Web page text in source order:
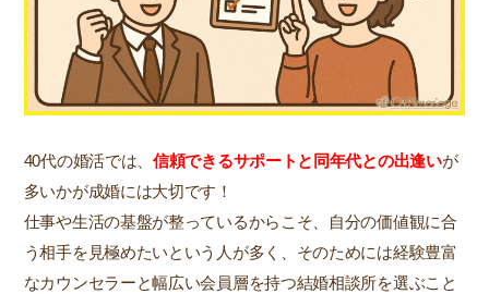
40代の婚活では、信頼できるサポートと同年代との出逢いが
多いかが成婚には大切です！
仕事や生活の基盤が整っているからこそ、自分の価値観に合
う相手を見極めたいという人が多く、そのためには経験豊富
なカウンセラーと幅広い会員層を持つ結婚相談所を選ぶこと